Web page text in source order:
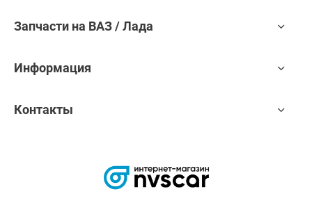
Запчасти на ВАЗ / Лада
Информация
Контакты